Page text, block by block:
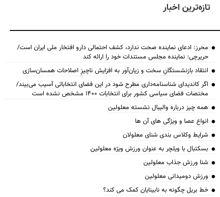
تازه‌ترین اخبار
محرز: ادعای نماینده صحت ندارد، کشف احتمالی دارو افتخار ملی ایران است/
حریرچی: نماینده مجلس مستندات خود را ارائه کند
انتقاد بازنشستگانِ سخت و زیان‌آور به افزایش ناچیزِ اصلاحات همسان‌سازی
اگر کاندیدای شناسنامه‌‎داری مطرح شود در این فضای انتخاباتی آسیب می‌بیند/
مختصات فضای سیاسی کشور برای انتخابات ۱۴۰۰ مشخص نشده است
همه چیز درباره والیبال نشسته معلولین
انواع عصا و ویژگی های آن ها
شرایط وکلاس بندی شنای معلولان
بسکتبال با ویلچر به عنوان ورزش ویژه معلولین
شنا ورزش جذاب معلولین
ورزش دومیدانی معلولین
خط بریل چگونه به نابینایان کمک می کند؟